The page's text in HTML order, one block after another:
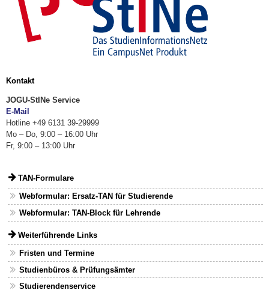
Kontakt
JOGU-StINe Service
E-Mail
Hotline +49 6131 39-29999
Mo – Do, 9:00 – 16:00 Uhr
Fr, 9:00 – 13:00 Uhr
TAN-Formulare
Webformular: Ersatz-TAN für Studierende
Webformular: TAN-Block für Lehrende
Weiterführende Links
Fristen und Termine
Studienbüros & Prüfungsämter
Studierendenservice